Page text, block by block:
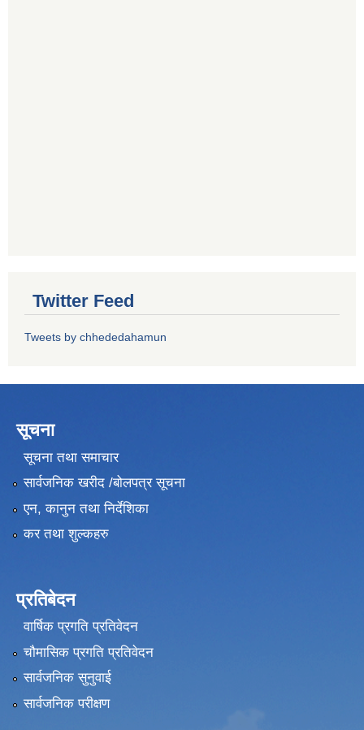
Twitter Feed
Tweets by chhededahamun
सूचना
सूचना तथा समाचार
सार्वजनिक खरीद /बोलपत्र सूचना
एन, कानुन तथा निर्देशिका
कर तथा शुल्कहरु
प्रतिबेदन
वार्षिक प्रगति प्रतिवेदन
चौमासिक प्रगति प्रतिवेदन
सार्वजनिक सुनुवाई
सार्वजनिक परीक्षण